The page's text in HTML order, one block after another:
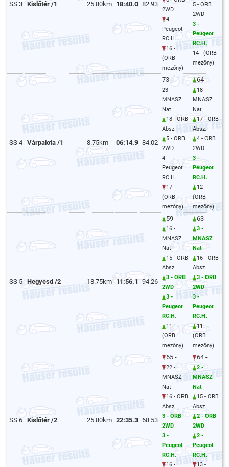
SS 3 Kislőtér /1 25.80km 18:40.0 82.93
2WD
4 -
Peugeot
RC.H.
16 -
(ORB
mezőny)
5 - ORB
2WD
3 -
Peugeot
RC.H.
14 - (ORB
mezőny)
SS 4 Várpalota /1 8.75km 06:14.9 84.02
73 -
23 -
MNASZ
Nat
18 - ORB
Absz.
5 - ORB
2WD
4 -
Peugeot
RC.H.
17 -
(ORB
mezőny)
64 -
18 -
MNASZ
Nat
17 - ORB
Absz.
4 - ORB
2WD
3 -
Peugeot
RC.H.
12 -
(ORB
mezőny)
SS 5 Hegyesd /2 18.75km 11:56.1 94.26
59 -
16 -
MNASZ
Nat
15 - ORB
Absz.
3 - ORB
2WD
3 -
Peugeot
RC.H.
11 -
(ORB
mezőny)
63 -
3 -
MNASZ
Nat
16 - ORB
Absz.
3 - ORB
2WD
3 -
Peugeot
RC.H.
11 -
(ORB
mezőny)
SS 6 Kislőtér /2 25.80km 22:35.3 68.53
65 -
22 -
MNASZ
Nat
16 - ORB
Absz.
3 - ORB
2WD
3 -
Peugeot
RC.H.
16 -
64 -
2 -
MNASZ
Nat
15 - ORB
Absz.
2 - ORB
2WD
2 -
Peugeot
RC.H.
13 -